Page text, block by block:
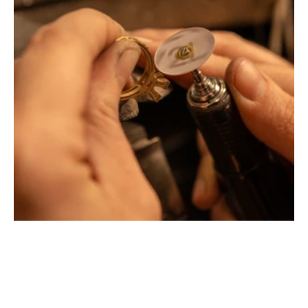
Montbrison, Lyon, Paris
Philippe & mathieu tournaire
Créateurs joailliers, révolutionnent les codes de la
joaillerie traditionnelle en y apportant des formes et des
couleurs hors du commun. Au delà des modes, la
Maison Tournaire a forgé son style de caractère et
d'élévation en puisant dans ses voyages ainsi que ses
différentes rencontres.
La Maison Tournaire qui a ouvert ses portes en 1984 à
Montbrison, en France, propose aujourd'hui ces bijoux